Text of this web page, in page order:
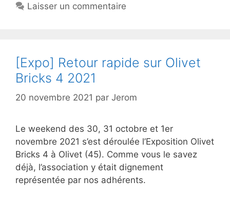
Laisser un commentaire
[Expo] Retour rapide sur Olivet
Bricks 4 2021
20 novembre 2021 par Jerom
Le weekend des 30, 31 octobre et 1er
novembre 2021 s’est déroulée l’Exposition Olivet
Bricks 4 à Olivet (45). Comme vous le savez
déjà, l’association y était dignement
représentée par nos adhérents.